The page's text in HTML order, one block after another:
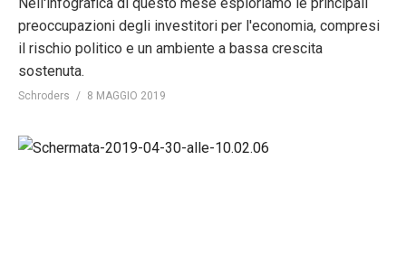
Nell'infografica di questo mese esploriamo le principali
preoccupazioni degli investitori per l'economia, compresi
il rischio politico e un ambiente a bassa crescita
sostenuta.
Schroders 8 MAGGIO 2019